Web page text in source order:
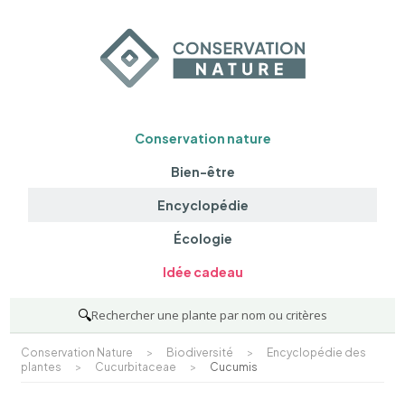
Conservation nature
Bien-être
Encyclopédie
Écologie
Idée cadeau
🔍Rechercher une plante par nom ou critères
Conservation Nature > Biodiversité >
Encyclopédie des
plantes
> Cucurbitaceae > Cucumis